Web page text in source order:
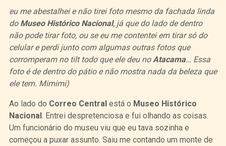
eu me abestalhei e não tirei foto mesmo da fachada linda
do Museo Histórico Nacional, já que do lado de dentro
não pode tirar foto, ou se eu me contentei em tirar só do
celular e perdi junto com algumas outras fotos que
corromperam no tilt todo que ele deu noAtacama… Essa
foto é de dentro do pátio e não mostra nada da beleza que
ele tem. Mimimi)
Ao lado do Correo Centralestá o Museo Histórico
Nacional. Entrei despretenciosa e fui olhando as coisas.
Um funcionário do museu viu que eu tava sozinha e
começou a puxar assunto. Saiu me contando um monte de